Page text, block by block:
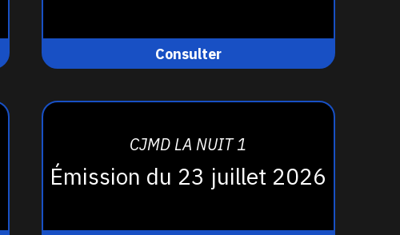
Consulter
CJMD LA NUIT 1
Émission du 23 juillet 2026